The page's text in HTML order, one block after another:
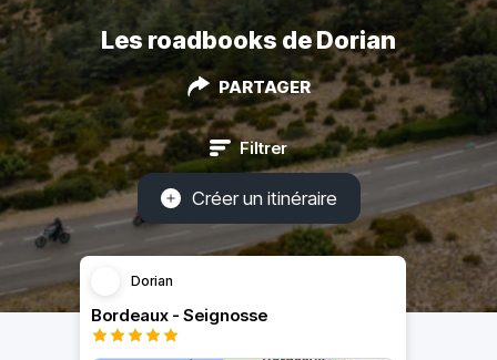
Les roadbooks de Dorian
PARTAGER
Filtrer
Créer un itinéraire
Dorian
Bordeaux - Seignosse